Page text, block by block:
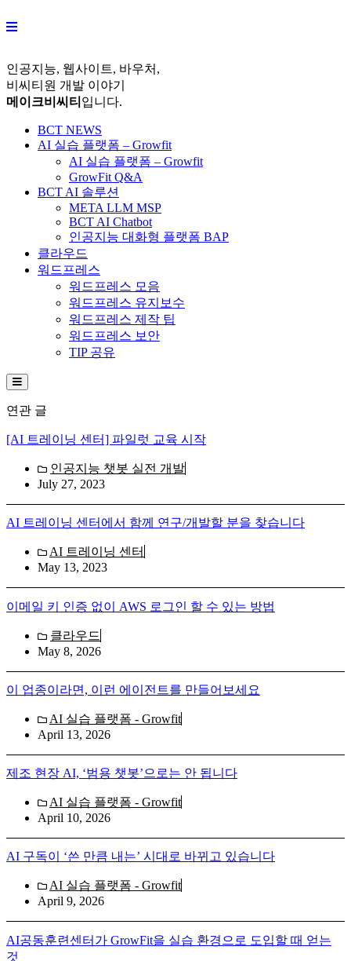
to
인공지능, 웹사이트, 바우처,
비씨티원 개발 이야기
메이크비씨티 입니다.
BCT NEWS
AI 실습 플랫폼 – Growfit
AI 실습 플랫폼 – Growfit
GrowFit Q&A
BCT AI 솔루션
META LLM MSP
BCT AI Chatbot
인공지능 대화형 플랫폼 BAP
클라우드
워드프레스
워드프레스 모음
워드프레스 유지보수
워드프레스 제작 팁
워드프레스 보안
TIP 공유
Hamburger Toggle Menu
연관 글
[AI 트레이닝 센터] 파일럿 교육 시작
인공지능 챗봇 실전 개발
July 27, 2023
AI 트레이닝 센터에서 함께 연구/개발할 분을 찾습니다
AI 트레이닝 센터
May 13, 2023
이메일 키 인증 없이 AWS 로그인 할 수 있는 방법
클라우드
May 8, 2026
이 업종이라면, 이런 에이전트를 만들어보세요
AI 실습 플랫폼 - Growfit
April 13, 2026
제조 현장 AI, ‘범용 챗봇’으로는 안 됩니다
AI 실습 플랫폼 - Growfit
April 10, 2026
AI 구독이 ‘쓴 만큼 내는’ 시대로 바뀌고 있습니다
AI 실습 플랫폼 - Growfit
April 9, 2026
AI공동훈련센터가 GrowFit을 실습 환경으로 도입할 때 얻는
것